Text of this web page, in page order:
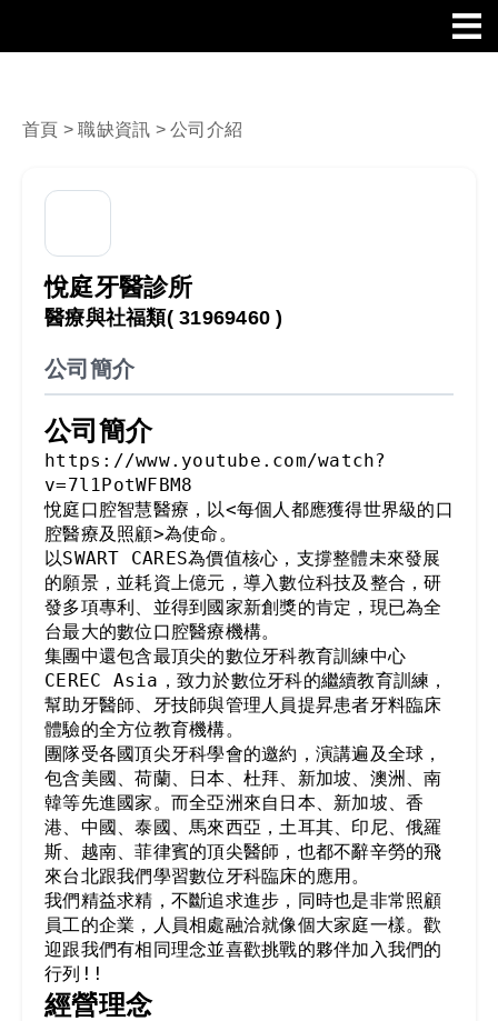
首頁 >職缺資訊 > 公司介紹
悅庭牙醫診所
醫療與社福類( 31969460 )
公司簡介
公司簡介
https://www.youtube.com/watch?
v=7l1PotWFBM8
悅庭口腔智慧醫療，以<每個人都應獲得世界級的口
腔醫療及照顧>為使命。
以SWART CARES為價值核心，支撐整體未來發展
的願景，並耗資上億元，導入數位科技及整合，研
發多項專利、並得到國家新創獎的肯定，現已為全
台最大的數位口腔醫療機構。
集團中還包含最頂尖的數位牙科教育訓練中心
CEREC Asia，致力於數位牙科的繼續教育訓練，
幫助牙醫師、牙技師與管理人員提昇患者牙料臨床
體驗的全方位教育機構。
團隊受各國頂尖牙科學會的邀約，演講遍及全球，
包含美國、荷蘭、日本、杜拜、新加坡、澳洲、南
韓等先進國家。而全亞洲來自日本、新加坡、香
港、中國、泰國、馬來西亞，土耳其、印尼、俄羅
斯、越南、菲律賓的頂尖醫師，也都不辭辛勞的飛
來台北跟我們學習數位牙科臨床的應用。
我們精益求精，不斷追求進步，同時也是非常照顧
員工的企業，人員相處融洽就像個大家庭一樣。歡
迎跟我們有相同理念並喜歡挑戰的夥伴加入我們的
行列!!
經營理念